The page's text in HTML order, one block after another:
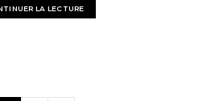
LA LECTURE